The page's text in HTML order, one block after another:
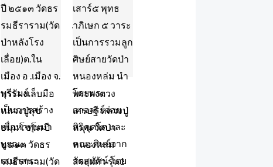
พระผงเล็บมือ
หลวงปู่สุข
ธมฺมโชโต ปี
๒๕๑๓ วัดธร
รมธีราราม(วัด
พระผงดวง
เศรษฐี หลวงปู่
หมุน วัดป่า
หนองหล่ม
สระแก้ว รุ่น1